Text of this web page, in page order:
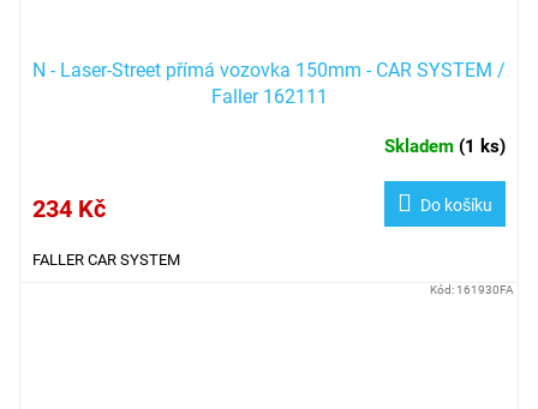
N - Laser-Street přímá vozovka 150mm - CAR SYSTEM /
Faller 162111
Skladem (1 ks)
234 Kč Do košíku
FALLER CAR SYSTEM
Kód: 161930FA